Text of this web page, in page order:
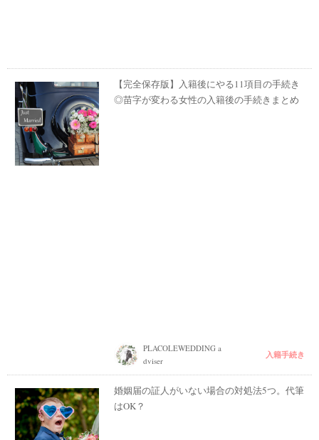
【完全保存版】入籍後にやる11項目の手続き
◎苗字が変わる女性の入籍後の手続きまとめ
PLACOLEWEDDING a
dviser
入籍手続き
婚姻届の証人がいない場合の対処法5つ。代筆
はOK？